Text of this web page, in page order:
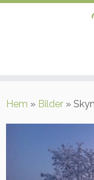
tillHem » Bilder »